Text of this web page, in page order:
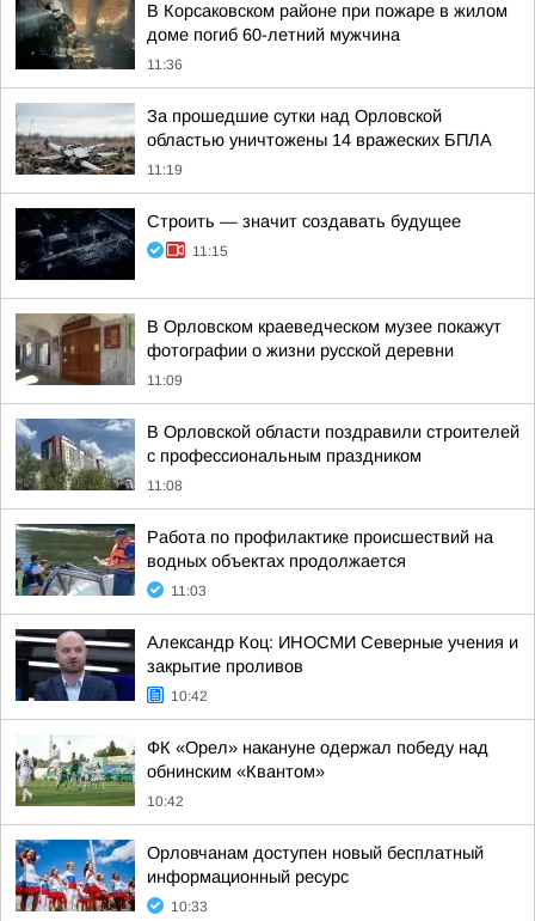
В Корсаковском районе при пожаре в жилом
доме погиб 60-летний мужчина
11:36
За прошедшие сутки над Орловской
областью уничтожены 14 вражеских БПЛА
11:19
Строить — значит создавать будущее
11:15
В Орловском краеведческом музее покажут
фотографии о жизни русской деревни
11:09
В Орловской области поздравили строителей
с профессиональным праздником
11:08
Работа по профилактике происшествий на
водных объектах продолжается
11:03
Александр Коц: ИНОСМИ Северные учения и
закрытие проливов
10:42
ФК «Орел» накануне одержал победу над
обнинским «Квантом»
10:42
Орловчанам доступен новый бесплатный
информационный ресурс
10:33